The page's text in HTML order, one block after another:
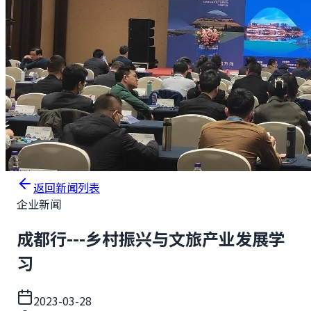
返回新闻列表
企业新闻
成都行---乡村振兴与文旅产业发展学
习
2023-03-28